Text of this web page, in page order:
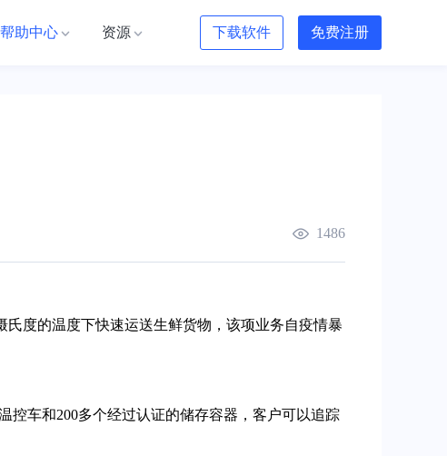
帮助中心 资源 下载软件 免费注册
1486
氏度的温度下快速运送生鲜货物，该项业务自疫情暴
控车和200多个经过认证的储存容器，客户可以追踪